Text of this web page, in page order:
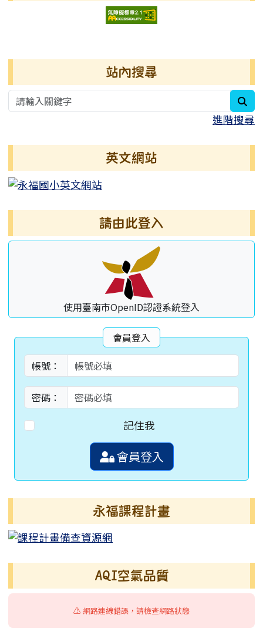
站內搜尋
進階搜尋
英文網站
請由此登入
使用臺南市OpenID認證系統登入
會員登入
帳號：
密碼：
記住我
會員登入
永福課程計畫
AQI空氣品質
⚠️ 網路連線錯誤，請檢查網路狀態